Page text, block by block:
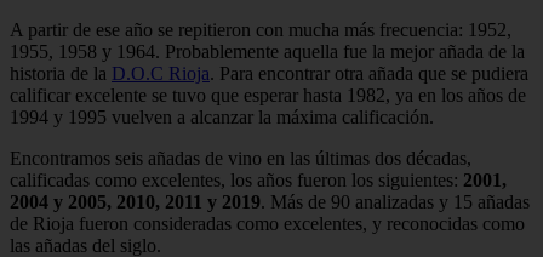
A partir de ese año se repitieron con mucha más frecuencia: 1952,
1955, 1958 y 1964. Probablemente aquella fue la mejor añada de la
historia de la D.O.C Rioja. Para encontrar otra añada que se pudiera
calificar excelente se tuvo que esperar hasta 1982, ya en los años de
1994 y 1995 vuelven a alcanzar la máxima calificación.
Encontramos seis añadas de vino en las últimas dos décadas,
calificadas como excelentes, los años fueron los siguientes: 2001,
2004 y 2005, 2010, 2011 y 2019. Más de 90 analizadas y 15 añadas
de Rioja fueron consideradas como excelentes, y reconocidas como
las añadas del siglo.